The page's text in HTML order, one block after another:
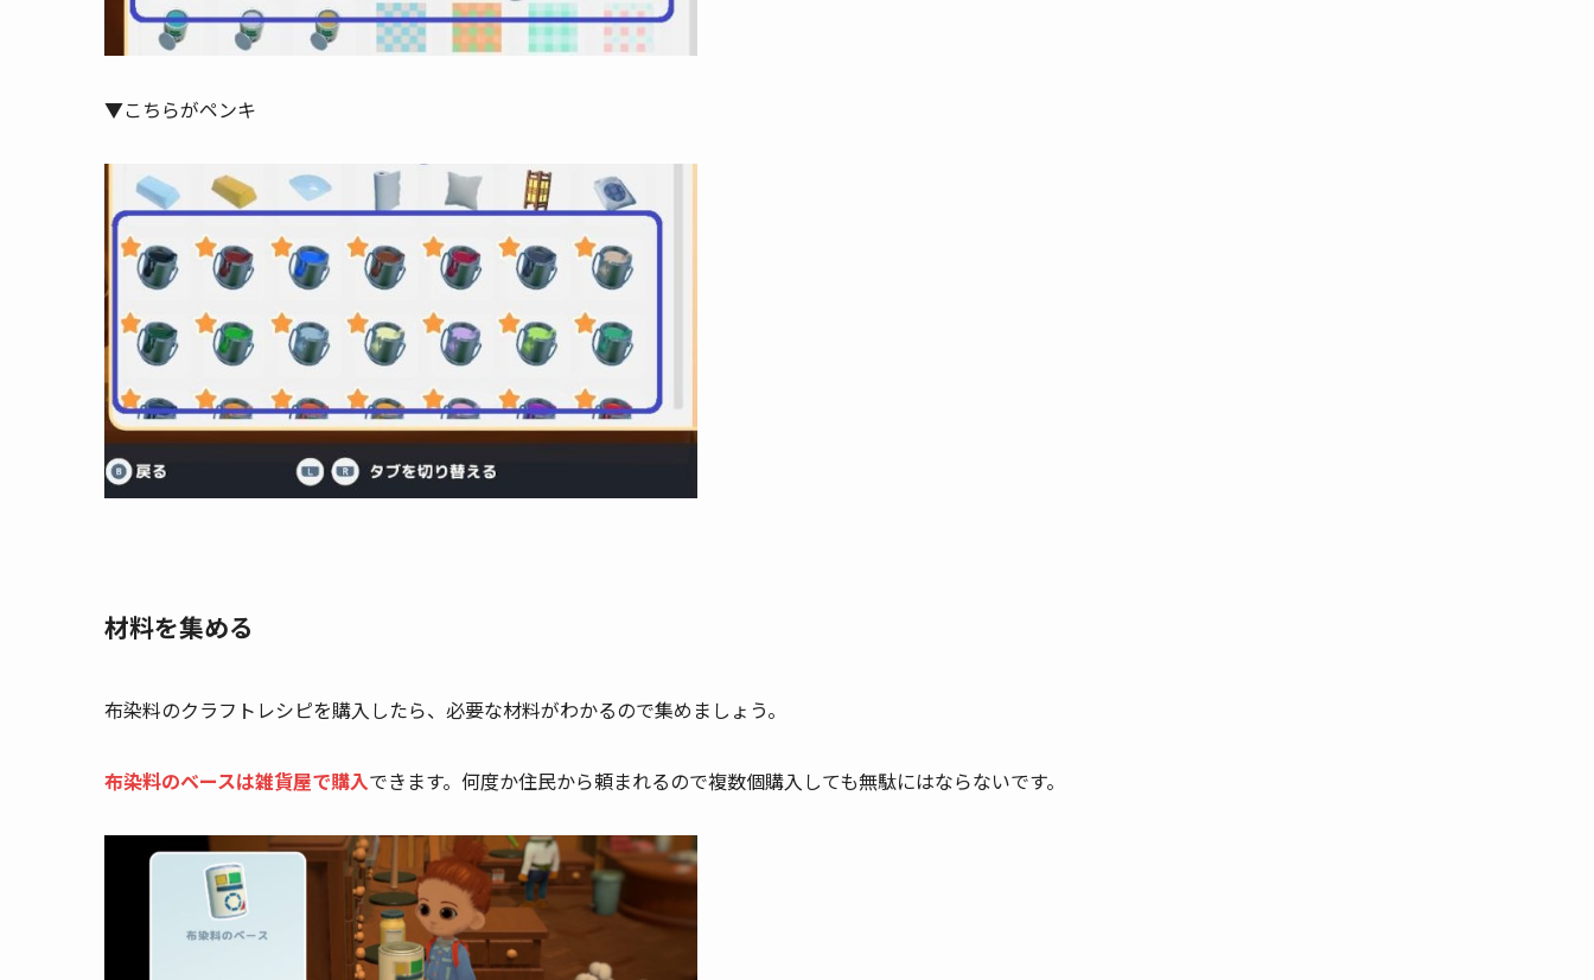
▼こちらがペンキ
材料を集める
布染料のクラフトレシピを購入したら、必要な材料がわかるので集めましょう。
布染料のベースは雑貨屋で購入できます。何度か住民から頼まれるので複数個購入しても無駄にはならないです。